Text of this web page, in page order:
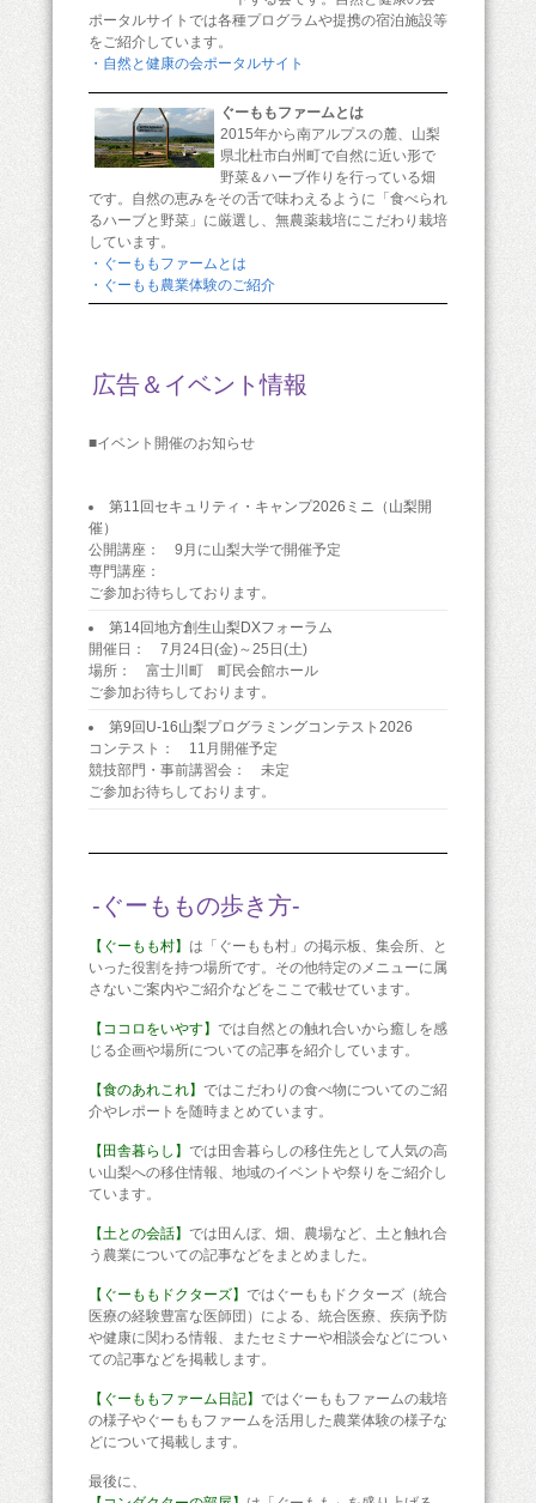
ポータルサイトでは各種プログラムや提携の宿泊施設等
をご紹介しています。
・自然と健康の会ポータルサイト
ぐーももファームとは
2015年から南アルプスの麓、山梨
県北杜市白州町で自然に近い形で
野菜＆ハーブ作りを行っている畑
です。自然の恵みをその舌で味わえるように「食べられ
るハーブと野菜」に厳選し、無農薬栽培にこだわり栽培
しています。
・ぐーももファームとは
・ぐーもも農業体験のご紹介
広告＆イベント情報
■イベント開催のお知らせ
第11回セキュリティ・キャンプ2026ミニ（山梨開
催）
公開講座： 9月に山梨大学で開催予定
専門講座：
ご参加お待ちしております。
第14回地方創生山梨DXフォーラム
開催日： 7月24日(金)～25日(土)
場所： 富士川町 町民会館ホール
ご参加お待ちしております。
第9回U-16山梨プログラミングコンテスト2026
コンテスト： 11月開催予定
競技部門・事前講習会： 未定
ご参加お待ちしております。
-ぐーももの歩き方-
【ぐーもも村】 は「ぐーもも村」の掲示板、集会所、と
いった役割を持つ場所です。その他特定のメニューに属
さないご案内やご紹介などをここで載せています。
【ココロをいやす】 では自然との触れ合いから癒しを感
じる企画や場所についての記事を紹介しています。
【食のあれこれ】 ではこだわりの食べ物についてのご紹
介やレポートを随時まとめています。
【田舎暮らし】 では田舎暮らしの移住先として人気の高
い山梨への移住情報、地域のイベントや祭りをご紹介し
ています。
【土との会話】 では田んぼ、畑、農場など、土と触れ合
う農業についての記事などをまとめました。
【ぐーももドクターズ】 ではぐーももドクターズ（統合
医療の経験豊富な医師団）による、統合医療、疾病予防
や健康に関わる情報、またセミナーや相談会などについ
ての記事などを掲載します。
【ぐーももファーム日記】 ではぐーももファームの栽培
の様子やぐーももファームを活用した農業体験の様子な
どについて掲載します。
最後に、